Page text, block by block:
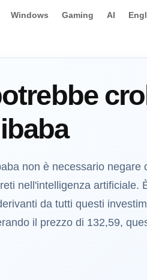
Windows Gaming AI
non è necessario
nell'intelligenza artificiale.
da tutti questi
il prezzo di 132,59,